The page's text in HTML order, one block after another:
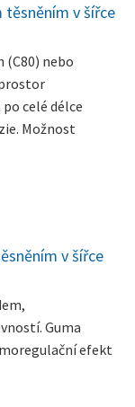
těsněním v šířce
(C80) nebo
celé délce
Možnost
v šířce
Guma
efekt